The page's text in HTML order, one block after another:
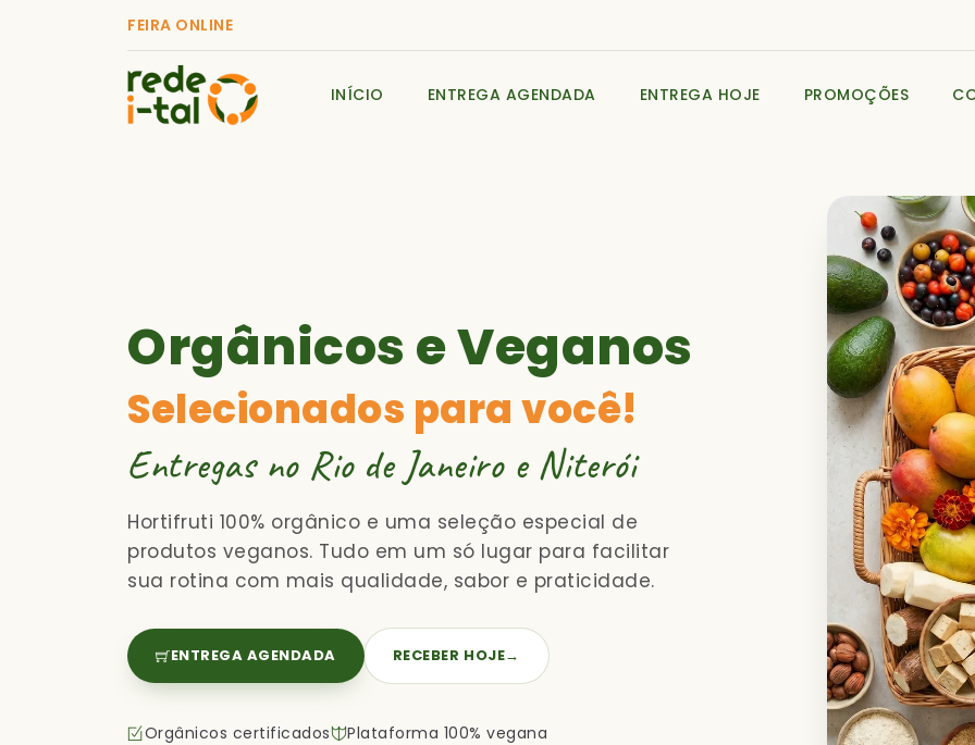
FEIRA ONLINE
INÍCIO ENTREGA AGENDADA ENTREGA HOJE PROMOÇÕES
Orgânicos e Veganos
Selecionados para você!
Entregas no Rio de Janeiro e Niterói
Hortifruti 100% orgânico e uma seleção especial de
produtos veganos. Tudo em um só lugar para facilitar
sua rotina com mais qualidade, sabor e praticidade.
ENTREGA AGENDADA RECEBER HOJE→
Orgânicos certificados Plataforma 100% vegana